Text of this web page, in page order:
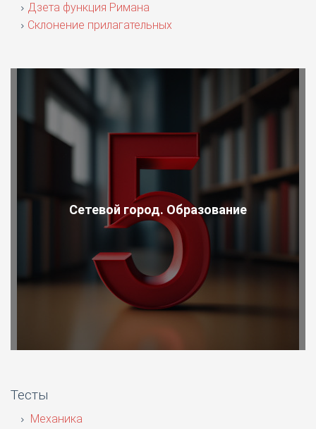
Дзета функция Римана
Склонение прилагательных
Сетевой город. Образование
Тесты
Механика